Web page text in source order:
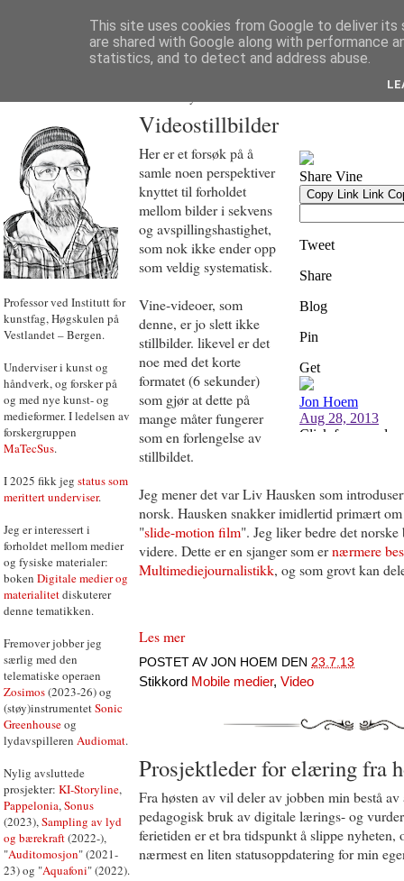
Professor ved Institutt for
kunstfag, Høgskulen på
Vestlandet – Bergen.
Underviser i kunst og
håndverk, og forsker på
og med nye kunst- og
medieformer. I ledelsen av
forskergruppen
MaTecSus.
I 2025 fikk jeg status som
merittert underviser.
Jeg er interessert i
forholdet mellom medier
og fysiske materialer:
boken Digitale medier og
materialitetdiskuterer
denne tematikken.
Fremover jobber jeg
særlig med den
telematiske operaen
Zosimos(2023-26) og
(støy)instrumentetSonic
Greenhouseog
lydavspilleren Audiomat.
Nylig avsluttede
prosjekter: KI-Storyline,
Pappelonia,Sonus
(2023),Sampling av lyd
og bærekraft(2022-),
"Auditomosjon" (2021-
23) og "Aquafoni" (2022).
Videostillbilder
Her er et forsøk på å
samle noen perspektiver
knyttet til forholdet
mellom bilder i sekvens
og avspillingshastighet,
som nok ikke ender opp
som veldig systematisk.
Vine-videoer, som
denne, er jo slett ikke
stillbilder. likevel er det
noe med det korte
formatet (6 sekunder)
som gjør at dette på
mange måter fungerer
som en forlengelse av
stillbildet.
Jeg mener det var Liv Hausken som
norsk. Hausken snakker imidlertid primært
"slide-motion film". Jeg liker bedre det
videre. Dette er en sjanger som ernærmere
Multimediejournalistikk, og som grovt kan
Les mer
POSTET AV JON HOEM DEN 23.7.13
Stikkord Mobile medier, Video
Prosjektleder for elæring fra
Fra høsten av vil deler av jobben min bestå
pedagogisk bruk av digitale lærings- og
ferietiden er et bra tidspunkt å slippe nyheten,
nærmest en liten statusoppdatering for min
This site uses cookies from Google to deliver its
are shared with Google along with performance
statistics, and to detect and address abuse.